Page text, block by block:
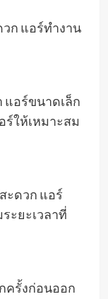
ก แอร์ทำงาน
แอร์ขนาดเล็ก
ร์ให้เหมาะสม
ะดวก แอร์
ะยะเวลาที่
ครั้งก่อนออก